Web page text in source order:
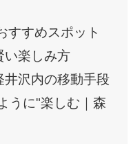
すすめスポット
い楽しみ方
井沢内の移動手段
うに"楽しむ｜森